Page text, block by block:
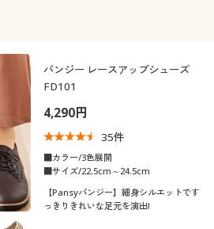
パンジー レースアップシューズ
FD101
4,290円
35件
■カラー/3色展開
■サイズ/22.5cm～24.5cm
【Pansyパンジー】細身シルエットです
っきりきれいな足元を演出!